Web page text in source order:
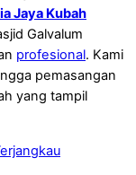
Jaya Kubah
Galvalum
profesional. Kami
pemasangan
yang tampil